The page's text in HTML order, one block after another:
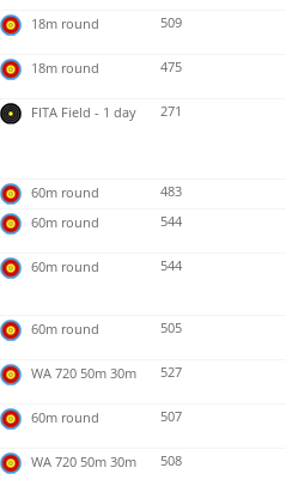
18m round 509
18m round 475
FITA Field - 1 day 271
60m round 483
60m round 544
60m round 544
60m round 505
WA 720 50m 30m 527
60m round 507
WA 720 50m 30m 508